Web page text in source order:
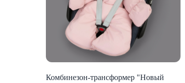
Комбинезон-трансформер "Новый